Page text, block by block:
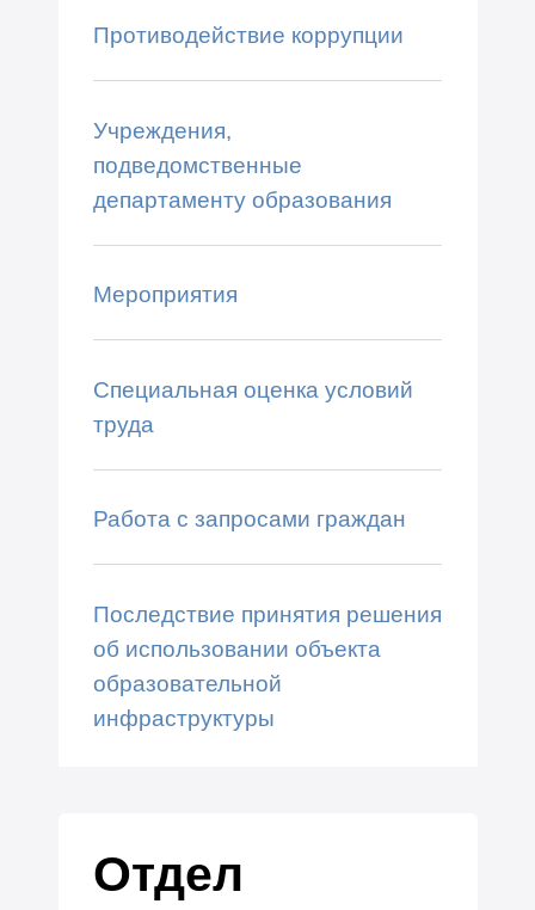
Противодействие коррупции
Учреждения,
подведомственные
департаменту образования
Мероприятия
Специальная оценка условий
труда
Работа с запросами граждан
Последствие принятия решения
об использовании объекта
образовательной
инфраструктуры
Отдел